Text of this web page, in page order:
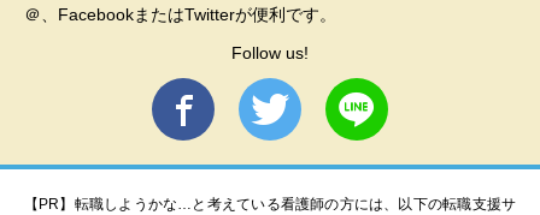
＠、FacebookまたはTwitterが便利です。
Follow us!
【PR】転職しようかな…と考えている看護師の方には、以下の転職支援サ